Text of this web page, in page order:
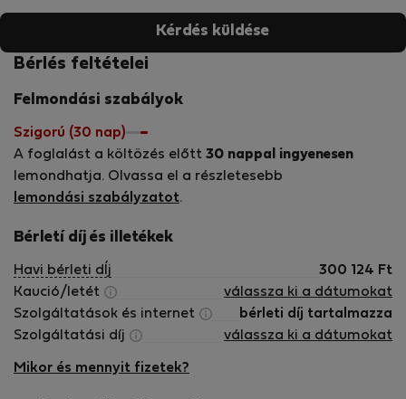
Kérdés küldése
Bérlés feltételei
Felmondási szabályok
Szigorú (30 nap)
A foglalást a költözés előtt 30 nappal ingyenesen
lemondhatja. Olvassa el a részletesebb
lemondási szabályzatot.
Bérletí díj és illetékek
Havi bérleti dÍj 300 124 Ft
Kaució/letét
válassza ki a dátumokat
Szolgáltatások és internet
bérleti díj tartalmazza
Szolgáltatási díj
válassza ki a dátumokat
Mikor és mennyit fizetek?